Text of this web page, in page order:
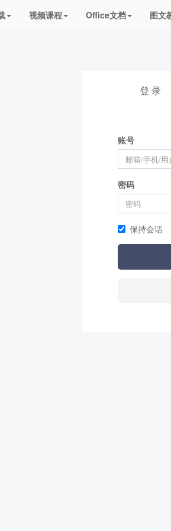
素材下载 视频课程 Office文档
登 录
账号
密码
保持会话